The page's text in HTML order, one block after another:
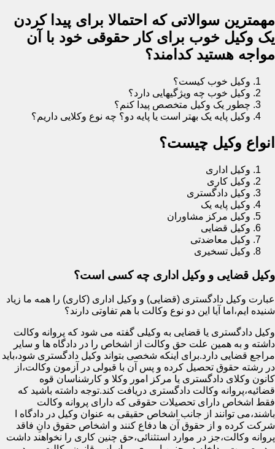
مهمترین سوالاتی که احتمالا برای پیدا کردن
یک وکیل خوب برای کار حقوقی خود با آن
مواجه هستید کدامند؟
وکیل خوب کیست؟
وکیل خوب چه ویژگیهایی دارد؟
چطور یک وکیل متخصص پیدا کنم؟
وکیل پایه یک بهتر است یا پایه دو؟ چه نوع وکلایی داریم؟
انواع وکیل چیست؟
وکیل اداری
وکیل کاری
وکیل دادگستری
وکیل پایه یک
وکیل مرکز مشاوران
وکیل قضایی
وکیل معاضدتی
وکیل تسخیری
وکیل قضایی و وکیل اداری چه کسی است؟
عبارت وکیل دادگستری (قضایی) و وکیل اداری (کاری) را همه ما زیاد
شنیده ایم،اما آیا این دو نوع وکالت با هم تفاوتی دارند؟
وکیل دادگستری یا قضایی به وکیلی گفته می شود که پروانه وکالت
داشته و به همین علت حق وکالت از اشخاص را در دادگاه ها و سایر
مراجع قضایی دارد.برای اینکه شخصی بتواند وکیل دادگستری شود،باید
در رشته حقوق تحصیل کرده و پس آن با قبولی در آزمون وکالت،از
کانون وکلای دادگستری یا مرکز امور وکلا و کارشناسان قوه
قضائیه،پروانه وکالت دادگستری دریافت کند.توجه داشته باشید که
فقط اشخاص دارای تحصیلات حقوقی که دارای پروانه وکالت
باشند،می توانند از جانب اشخاص حقیقی به عنوان وکیل در دادگاه ا
شرکت کرده و از حقوق آن ها دفاع کنند و اشخاص حقوق دانِ فاقد
پروانه وکالت،جز در موارد استثنائی،حق چنین کاری را نخواهند داشت